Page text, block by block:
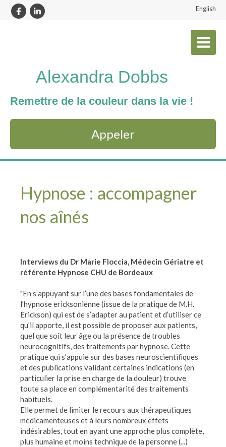
English
Alexandra Dobbs
Remettre de la couleur dans la vie !
Appeler
Hypnose : accompagner
nos aînés
Interviews du Dr Marie Floccia, Médecin Gériatre et
référente Hypnose CHU de Bordeaux
"En s’appuyant sur l’une des bases fondamentales de
l’hypnose ericksonienne (issue de la pratique de M.H.
Erickson) qui est de s’adapter au patient et d’utiliser ce
qu’il apporte, il est possible de proposer aux patients,
quel que soit leur âge ou la présence de troubles
neurocognitifs, des traitements par hypnose. Cette
pratique qui s'appuie sur des bases neuroscientifiques
et des publications validant certaines indications (en
particulier la prise en charge de la douleur) trouve
toute sa place en complémentarité des traitements
habituels.
Elle permet de limiter le recours aux thérapeutiques
médicamenteuses et à leurs nombreux effets
indésirables, tout en ayant une approche plus complète,
plus humaine et moins technique de la personne (...)